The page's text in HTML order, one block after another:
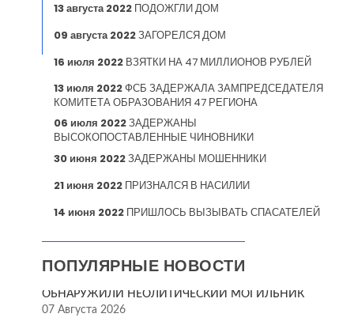
13 августа 2022 ПОДОЖГЛИ ДОМ
09 августа 2022ЗАГОРЕЛСЯ ДОМ
16 июля 2022 ВЗЯТКИ НА 47 МИЛЛИОНОВ РУБЛЕЙ
13 июля 2022ФСБ ЗАДЕРЖАЛА ЗАМПРЕДСЕДАТЕЛЯ
КОМИТЕТА ОБРАЗОВАНИЯ 47 РЕГИОНА
06 июля 2022ЗАДЕРЖАНЫ
ВЫСОКОПОСТАВЛЕННЫЕ ЧИНОВНИКИ
30 июня 2022ЗАДЕРЖАНЫ МОШЕННИКИ
21 июня 2022 ПРИЗНАЛСЯ В НАСИЛИИ
14 июня 2022 ПРИШЛОСЬ ВЫЗЫВАТЬ СПАСАТЕЛЕЙ
ПОПУЛЯРНЫЕ НОВОСТИ
ОБНАРУЖИЛИ НЕОЛИТИЧЕСКИЙ МОГИЛЬНИК
07 Августа 2026